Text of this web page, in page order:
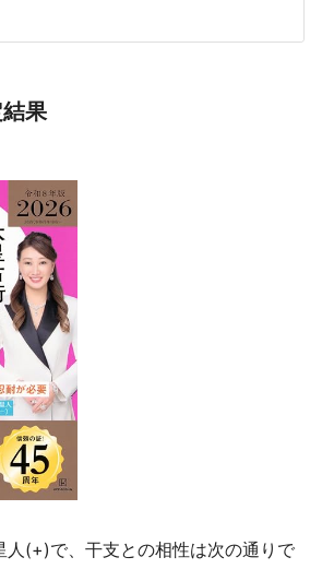
果
人(+)で、干支との相性は次の通りで